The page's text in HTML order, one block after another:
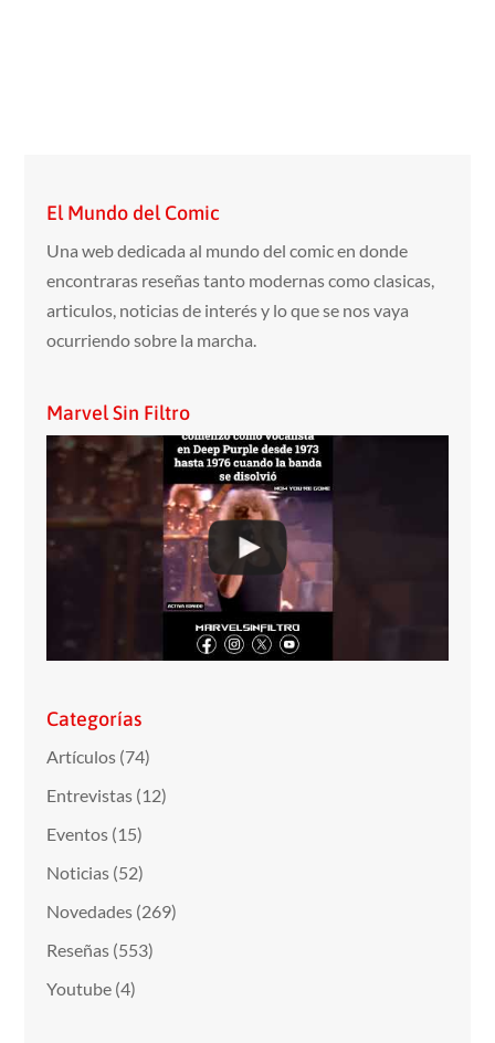
El Mundo del Comic
Una web dedicada al mundo del comic en donde
encontraras reseñas tanto modernas como clasicas,
articulos, noticias de interés y lo que se nos vaya
ocurriendo sobre la marcha.
Marvel Sin Filtro
Categorías
Artículos (74)
Entrevistas (12)
Eventos (15)
Noticias (52)
Novedades (269)
Reseñas (553)
Youtube (4)